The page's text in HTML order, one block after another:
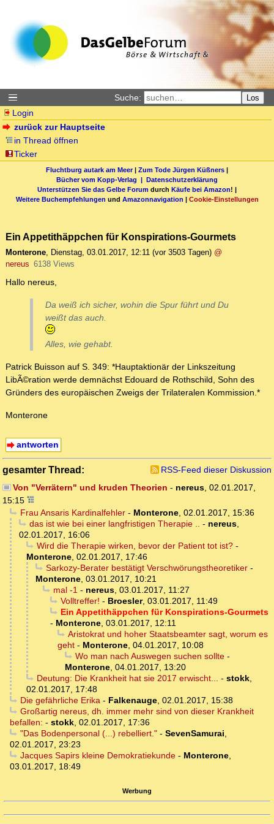
Suche: Los
Login
zurück zur Hauptseite
in Thread öffnen
Ticker
Fluchtburg autark am Meer| Zum Tode Jürgen Küßners |
Bücher vom Kopp-Verlag | Datenschutzerklärung
Unterstützen Sie das Gelbe Forum durch Käufe bei Amazon! |
Weitere Buchempfehlungen und Amazonnavigation | Cookie-Einstellungen
Ein Appetithäppchen für Konspirations-Gourmets
Monterone, Dienstag, 03.01.2017, 12:11 (vor 3503 Tagen) @
nereus 6138 Views
Hallo nereus,
Da weiß ich sicher, wohin die Spur führt und Du
weißt das auch.
Alles, wie gehabt.
Patrick Buisson auf S. 349: *Hauptaktionär der Linkszeitung
LibÃ©ration werde demnächst Edouard de Rothschild, Sohn des
Gründers des europäischen Zweigs der Trilateralen Kommission.*
Monterone
antworten
gesamter Thread:
RSS-Feed dieser Diskussion
Von "Verrätern" und kruden Theorien - nereus, 02.01.2017,
15:15
Frau Ansaris Kardinalfehler- Monterone, 02.01.2017, 15:36
das ist wie bei einer langfristigen Therapie .. - nereus,
02.01.2017, 16:06
Wird die Therapie wirken, bevor der Patient tot ist?-
Monterone, 02.01.2017, 17:46
Sarkozy-Berater bestätigt Verschwörungstheoretiker-
Monterone, 03.01.2017, 10:21
mal -1- nereus, 03.01.2017, 11:27
Volltreffer! - Broesler, 03.01.2017, 11:49
Ein Appetithäppchen für Konspirations-Gourmets
- Monterone, 03.01.2017, 12:11
Aristokrat und hoher Staatsbeamter sagt, worum es
geht - Monterone, 04.01.2017, 10:08
Wo man nach Auswegen suchen sollte-
Monterone, 04.01.2017, 13:20
Deutung: Die Krankheit hat sie 2017 erwischt... - stokk,
02.01.2017, 17:48
Die gefährliche Erika- Falkenauge, 02.01.2017, 15:38
Großartig nereus, dh. immer mehr sind von dieser Krankheit
befallen: - stokk, 02.01.2017, 17:36
"Das Bodenpersonal (...) rebelliert."- SevenSamurai,
02.01.2017, 23:23
Jacques Sapirs kleine Demokratiekunde- Monterone,
03.01.2017, 18:49
Werbung